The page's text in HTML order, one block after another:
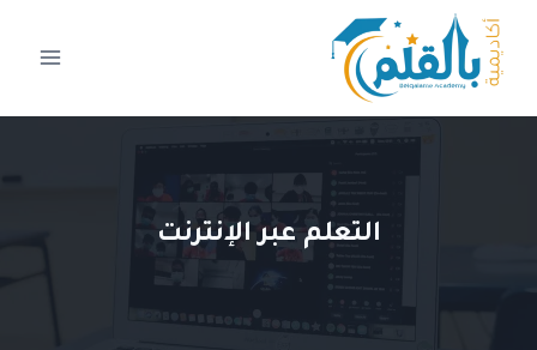
التجاوز
المحتوى
التعلم عبر الإنترنت